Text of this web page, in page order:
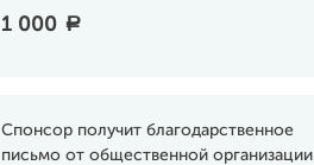
1 000 a
Спонсор получит благодарственное
письмо от общественной организации